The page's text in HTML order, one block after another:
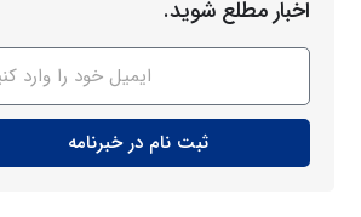
اخبار مطلع شوید.
ثبت نام در خبرنامه